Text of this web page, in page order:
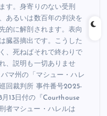
す。身寄りのない受刑
あるいは数百年の判決を
的に解剖されます。表向
臓器摘出です。こうした
、死ねばそれで終わりで
、説明も一切ありませ
マ州の「マシュー・ハレ
回裁判所 事件番号2025-
13日付の『Courthouse
者マシュー・ハレルは